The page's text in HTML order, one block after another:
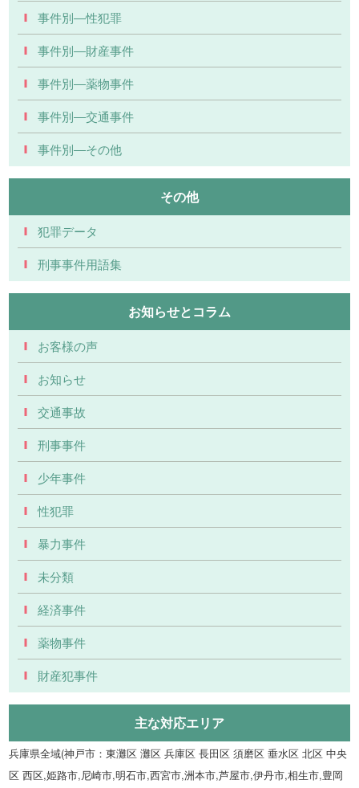
事件別―性犯罪
事件別―財産事件
事件別―薬物事件
事件別―交通事件
事件別―その他
その他
犯罪データ
刑事事件用語集
お知らせとコラム
お客様の声
お知らせ
交通事故
刑事事件
少年事件
性犯罪
暴力事件
未分類
経済事件
薬物事件
財産犯事件
主な対応エリア
兵庫県全域(神戸市：東灘区 灘区 兵庫区 長田区 須磨区 垂水区 北区 中央
区 西区,姫路市,尼崎市,明石市,西宮市,洲本市,芦屋市,伊丹市,相生市,豊岡